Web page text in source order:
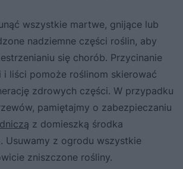
wszystkie martwe, gnijące lub
nadziemne części roślin, aby
się chorób. Przycinanie
i liści pomoże roślinom skierować
zdrowych części. W przypadku
pamiętajmy o zabezpieczaniu
z domieszką środka
Usuwamy z ogrodu wszystkie
zniszczone rośliny.